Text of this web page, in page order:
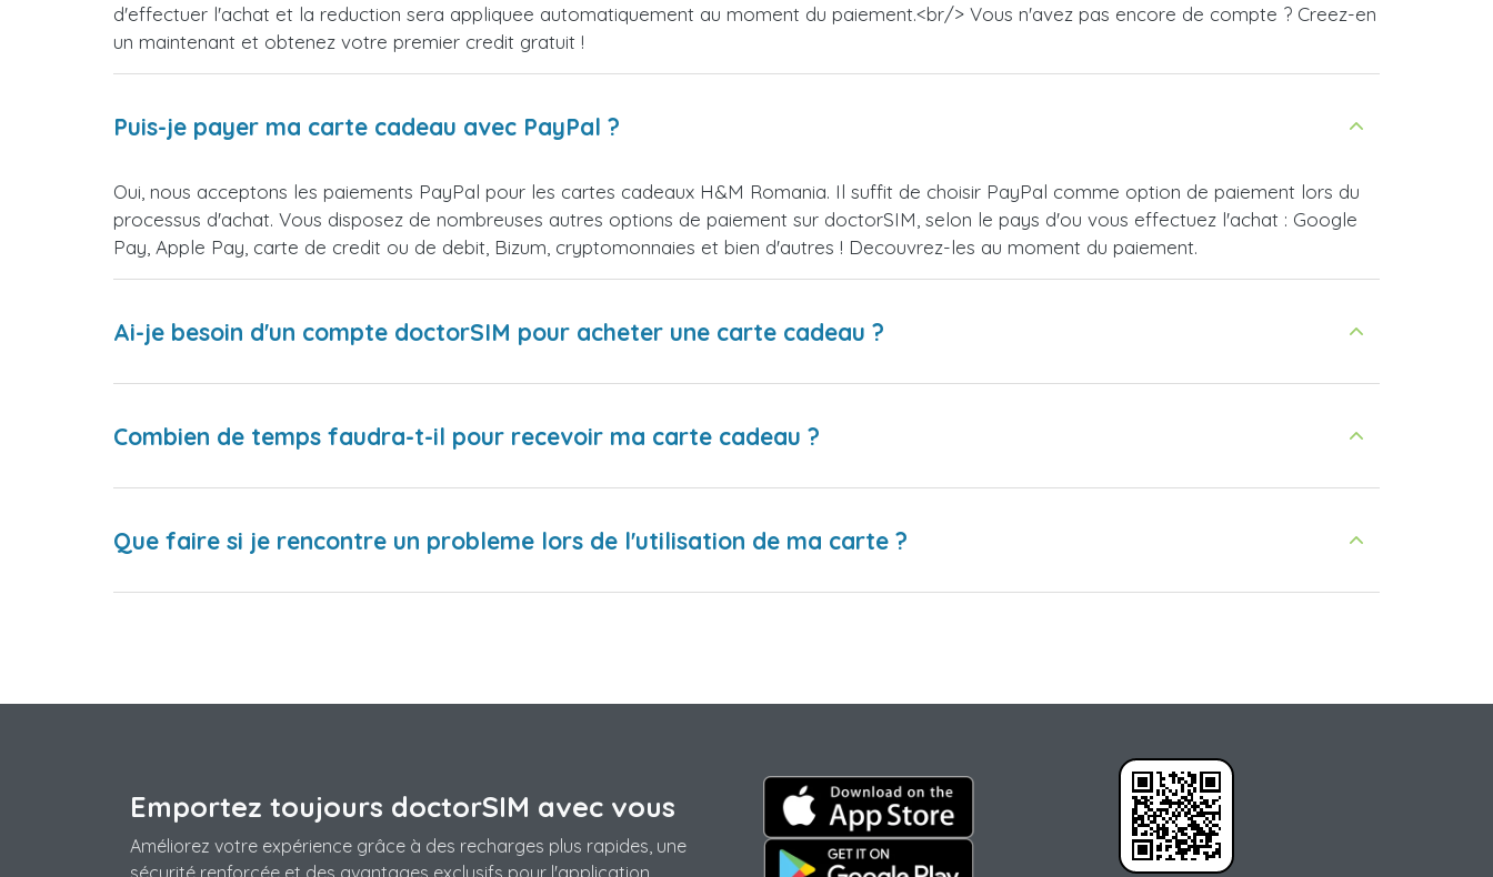
d'effectuer l'achat et la reduction sera appliquee automatiquement au moment du paiement.<br/> Vous n'avez pas encore de compte ? Creez-en
un maintenant et obtenez votre premier credit gratuit !
Puis-je payer ma carte cadeau avec PayPal ?
Oui, nous acceptons les paiements PayPal pour les cartes cadeaux H&M Romania. Il suffit de choisir PayPal comme option de paiement lors du
processus d'achat. Vous disposez de nombreuses autres options de paiement sur doctorSIM, selon le pays d'ou vous effectuez l'achat : Google
Pay, Apple Pay, carte de credit ou de debit, Bizum, cryptomonnaies et bien d'autres ! Decouvrez-les au moment du paiement.
Ai-je besoin d'un compte doctorSIM pour acheter une carte cadeau ?
Combien de temps faudra-t-il pour recevoir ma carte cadeau ?
Que faire si je rencontre un probleme lors de l'utilisation de ma carte ?
Emportez toujours doctorSIM avec vous
Améliorez votre expérience grâce à des recharges plus rapides, une